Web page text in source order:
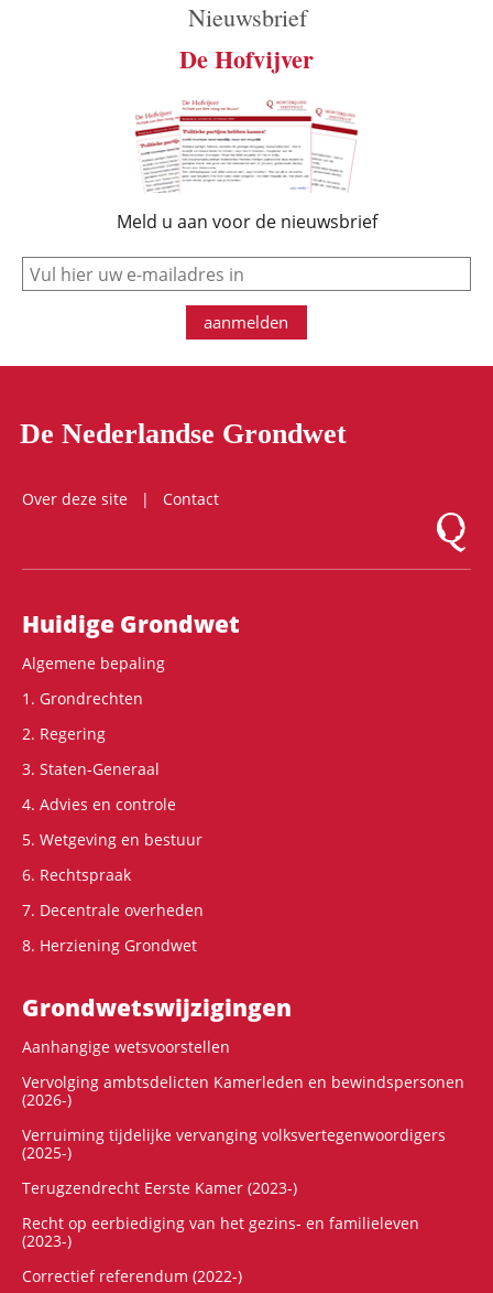
Nieuwsbrief
De Hofvijver
Meld u aan voor de nieuwsbrief
e-mail
aanmelden
De Nederlandse Grondwet
Over deze site
Contact
Logo
Hoofdnavigatie
Huidige Grondwet
Algemene bepaling
1. Grondrechten
2. Regering
3. Staten-Generaal
4. Advies en controle
5. Wetgeving en bestuur
6. Rechtspraak
7. Decentrale overheden
8. Herziening Grondwet
Grondwets­wijzigingen
Aanhangige wetsvoorstellen
Vervolging ambtsdelicten Kamerleden en bewindspersonen
(2026-)
Verruiming tijdelijke vervanging volksvertegenwoordigers
(2025-)
Terugzendrecht Eerste Kamer (2023-)
Recht op eerbiediging van het gezins- en familieleven
(2023-)
Correctief referendum (2022-)